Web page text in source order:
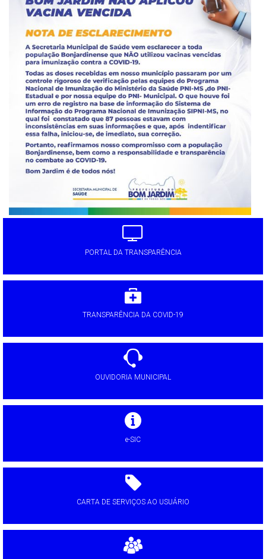
PORTAL DA TRANSPARÊNCIA
TRANSPARÊNCIA DA COVID-19
OUVIDORIA MUNICIPAL
e-SIC
CARTA DE SERVIÇOS AO USUÁRIO